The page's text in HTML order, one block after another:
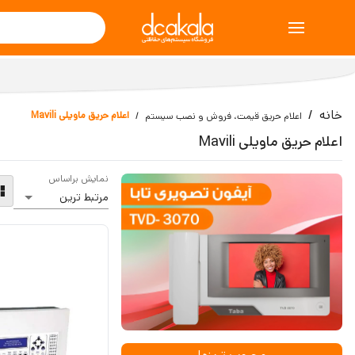
خانه اعلام حریق قیمت، فروش و نصب سیستم اعلام حریق ماویلی Mavili
اعلام حریق ماویلی Mavili
نمایش براساس